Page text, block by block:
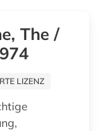
The /
LIZENZ